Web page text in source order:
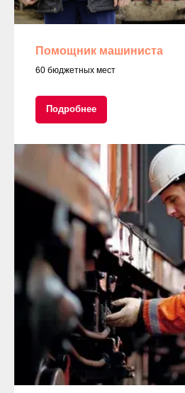
Помощник машиниста
60 бюджетных мест
Подробнее